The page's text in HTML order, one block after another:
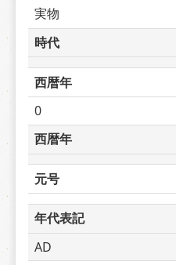
実物
時代
西暦年
0
西暦年
元号
年代表記
AD